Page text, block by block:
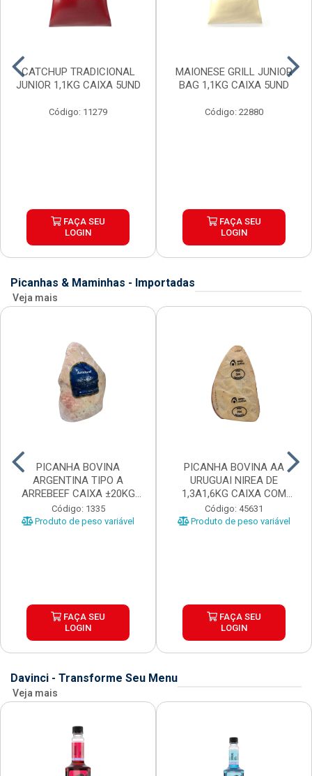
CATCHUP TRADICIONAL
JUNIOR 1,1KG CAIXA 5UND
Código: 11279
FAÇA SEU
LOGIN
MAIONESE GRILL JUNIOR
BAG 1,1KG CAIXA 5UND
Código: 22880
FAÇA SEU
LOGIN
Picanhas & Maminhas - Importadas
Veja mais
PICANHA BOVINA
ARGENTINA TIPO A
ARREBEEF CAIXA ±20KG
PEÇAS 1...
Código: 1335
Produto de peso variável
FAÇA SEU
LOGIN
PICANHA BOVINA AA
URUGUAI NIREA DE
1,3A1,6KG CAIXA COM
±15KG
Código: 45631
Produto de peso variável
FAÇA SEU
LOGIN
Davinci - Transforme Seu Menu
Veja mais